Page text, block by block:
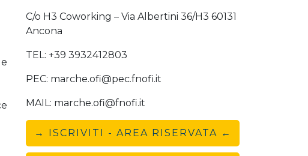
C/o H3 Coworking – Via Albertini 36/H3 60131
Ancona
TEL: +39 3932412803
PEC: marche.ofi@pec.fnofi.it
MAIL: marche.ofi@fnofi.it
→ ISCRIVITI - AREA RISERVATA ←